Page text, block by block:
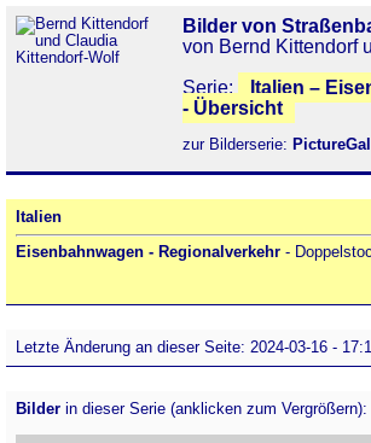
Bilder von
von Bernd Kittendorf
Serie:
Italien –
- Übersicht
zur Bilderserie:
Italien
Eisenbahnwagen - Regionalverkehr -
Letzte Änderung an dieser Seite: 2024-03-16 -
Bilder in dieser Serie (anklicken zum Vergrößern):